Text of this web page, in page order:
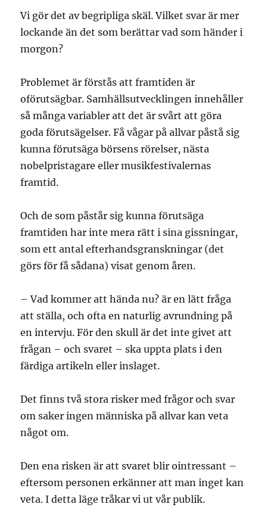
Vi gör det av begripliga skäl. Vilket svar är mer
lockande än det som berättar vad som händer i
morgon?
Problemet är förstås att framtiden är
oförutsägbar. Samhällsutvecklingen innehåller
så många variabler att det är svårt att göra
goda förutsägelser. Få vågar på allvar påstå sig
kunna förutsäga börsens rörelser, nästa
nobelpristagare eller musikfestivalernas
framtid.
Och de som påstår sig kunna förutsäga
framtiden har inte mera rätt i sina gissningar,
som ett antal efterhandsgranskningar (det
görs för få sådana) visat genom åren.
– Vad kommer att hända nu? är en lätt fråga
att ställa, och ofta en naturlig avrundning på
en intervju. För den skull är det inte givet att
frågan – och svaret – ska uppta plats i den
färdiga artikeln eller inslaget.
Det finns två stora risker med frågor och svar
om saker ingen människa på allvar kan veta
något om.
Den ena risken är att svaret blir ointressant –
eftersom personen erkänner att man inget kan
veta. I detta läge tråkar vi ut vår publik.